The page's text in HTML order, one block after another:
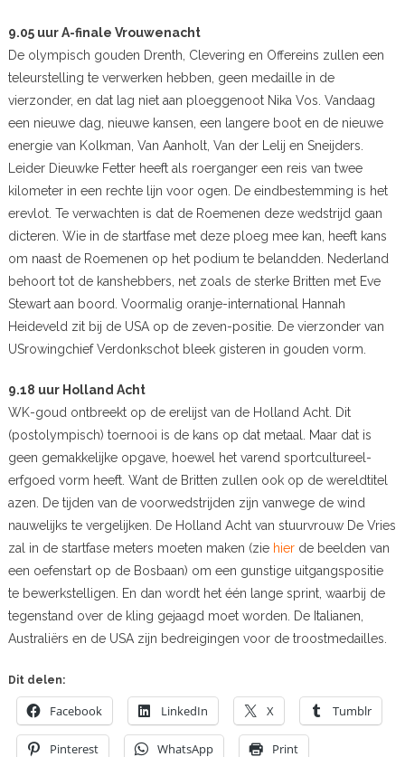
9.05 uur A-finale Vrouwenacht
De olympisch gouden Drenth, Clevering en Offereins zullen een
teleurstelling te verwerken hebben, geen medaille in de
vierzonder, en dat lag niet aan ploeggenoot Nika Vos. Vandaag
een nieuwe dag, nieuwe kansen, een langere boot en de nieuwe
energie van Kolkman, Van Aanholt, Van der Lelij en Sneijders.
Leider Dieuwke Fetter heeft als roerganger een reis van twee
kilometer in een rechte lijn voor ogen. De eindbestemming is het
erevlot. Te verwachten is dat de Roemenen deze wedstrijd gaan
dicteren. Wie in de startfase met deze ploeg mee kan, heeft kans
om naast de Roemenen op het podium te belandden. Nederland
behoort tot de kanshebbers, net zoals de sterke Britten met Eve
Stewart aan boord. Voormalig oranje-international Hannah
Heideveld zit bij de USA op de zeven-positie. De vierzonder van
USrowingchief Verdonkschot bleek gisteren in gouden vorm.
9.18 uur Holland Acht
WK-goud ontbreekt op de erelijst van de Holland Acht. Dit
(postolympisch) toernooi is de kans op dat metaal. Maar dat is
geen gemakkelijke opgave, hoewel het varend sportcultureel-
erfgoed vorm heeft. Want de Britten zullen ook op de wereldtitel
azen. De tijden van de voorwedstrijden zijn vanwege de wind
nauwelijks te vergelijken. De Holland Acht van stuurvrouw De Vries
zal in de startfase meters moeten maken (zie hier de beelden van
een oefenstart op de Bosbaan) om een gunstige uitgangspositie
te bewerkstelligen. En dan wordt het één lange sprint, waarbij de
tegenstand over de kling gejaagd moet worden. De Italianen,
Australiërs en de USA zijn bedreigingen voor de troostmedailles.
Dit delen:
Facebook LinkedIn X Tumblr
Pinterest WhatsApp Print